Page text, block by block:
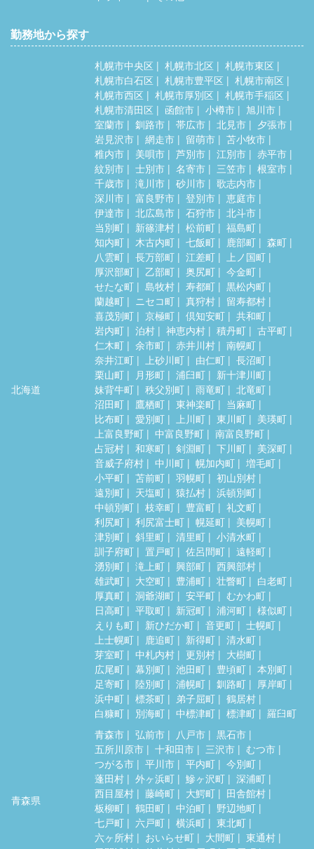
勤務地から探す
北海道
札幌市中央区 札幌市北区
札幌市東区
札幌市白石区
札幌市豊平区
札幌市南区
札幌市西区
札幌市厚別区
札幌市手稲区
札幌市清田区
函館市 小樽市
旭川市
室蘭市
釧路市 帯広市 北見市
夕張市
岩見沢市
網走市 留萌市
苫小牧市
稚内市
美唄市 芦別市 江別市
赤平市
紋別市
士別市 名寄市 三笠市
根室市
千歳市
滝川市 砂川市
歌志内市
深川市
富良野市 登別市
恵庭市
伊達市
北広島市 石狩市
北斗市
当別町
新篠津村 松前町
福島町
知内町
木古内町 七飯町 鹿部町
森町
八雲町
長万部町 江差町
上ノ国町
厚沢部町
乙部町 奥尻町
今金町
せたな町
島牧村 寿都町
黒松内町
蘭越町
ニセコ町 真狩村
留寿都村
喜茂別町
京極町 倶知安町
共和町
岩内町
泊村 神恵内村 積丹町
古平町
仁木町
余市町 赤井川村
南幌町
奈井江町
上砂川町 由仁町
長沼町
栗山町
月形町 浦臼町
新十津川町
妹背牛町
秩父別町 雨竜町
北竜町
沼田町
鷹栖町 東神楽町
当麻町
比布町
愛別町 上川町 東川町
美瑛町
上富良野町
中富良野町
南富良野町
占冠村
和寒町 剣淵町 下川町
美深町
音威子府村
中川町 幌加内町
増毛町
小平町
苫前町 羽幌町
初山別村
遠別町
天塩町 猿払村
浜頓別町
中頓別町
枝幸町 豊富町
礼文町
利尻町
利尻富士町 幌延町
美幌町
津別町
斜里町 清里町
小清水町
訓子府町
置戸町 佐呂間町
遠軽町
湧別町
滝上町 興部町
西興部村
雄武町
大空町 豊浦町 壮瞥町
白老町
厚真町
洞爺湖町 安平町
むかわ町
日高町
平取町 新冠町 浦河町
様似町
えりも町
新ひだか町 音更町
士幌町
上士幌町
鹿追町 新得町
清水町
芽室町
中札内村 更別村
大樹町
広尾町
幕別町 池田町 豊頃町
本別町
足寄町
陸別町 浦幌町 釧路町
厚岸町
浜中町
標茶町 弟子屈町
鶴居村
白糠町
別海町 中標津町 標津町 羅臼町
青森県
青森市 弘前市 八戸市
黒石市
五所川原市
十和田市 三沢市
むつ市
つがる市
平川市 平内町
今別町
蓬田村
外ヶ浜町 鰺ヶ沢町
深浦町
西目屋村
藤崎町 大鰐町
田舎館村
板柳町
鶴田町 中泊町
野辺地町
七戸町
六戸町 横浜町
東北町
六ヶ所村
おいらせ町 大間町
東通村